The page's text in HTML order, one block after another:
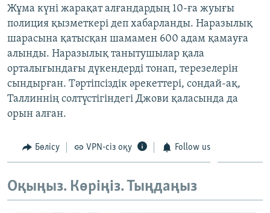
Русский
ЖАЗЫЛЫҢЫЗ
Басқа тілдерде
Жұма күні жарақат алғандардың 10-ға жуығы
полиция қызметкері деп хабарланды. Наразылық
шарасына қатысқан шамамен 600 адам қамауға
алынды. Наразылық танытушылар қала
орталығындағы дүкендерді тонап, терезелерін
сындырған. Тәртіпсіздік әрекеттері, сондай-ақ,
Таллиннің солтүстігіндегі Джови қаласында да
орын алған.
Бөлісу VPN-сіз оқу Follow us
Оқыңыз. Көріңіз. Тыңдаңыз